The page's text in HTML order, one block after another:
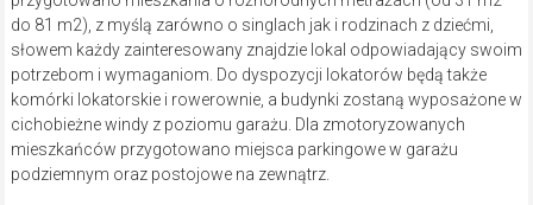
do 81 m2), z myślą zarówno o singlach jak i rodzinach z dziećmi,
słowem każdy zainteresowany znajdzie lokal odpowiadający swoim
potrzebom i wymaganiom. Do dyspozycji lokatorów będą także
komórki lokatorskie i rowerownie, a budynki zostaną wyposażone w
cichobieżne windy z poziomu garażu. Dla zmotoryzowanych
mieszkańców przygotowano miejsca parkingowe w garażu
podziemnym oraz postojowe na zewnątrz.